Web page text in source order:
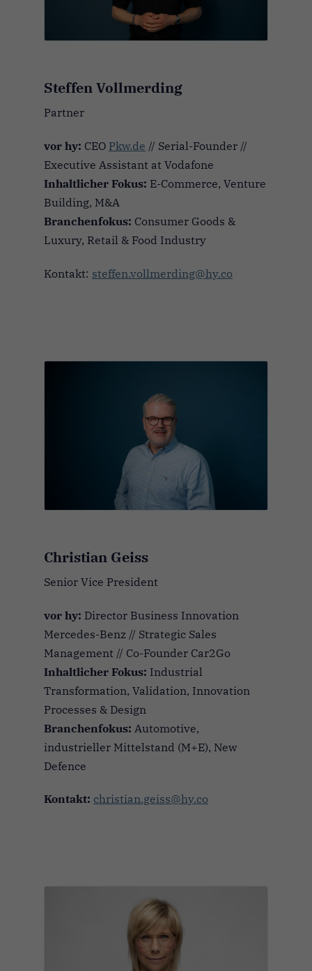
Steffen Vollmerding
Partner
vor hy: CEO Pkw.de // Serial-Founder //
Executive Assistant at Vodafone
Inhaltlicher Fokus: E-Commerce, Venture
Building, M&A
Branchenfokus: Consumer Goods &
Luxury, Retail & Food Industry
Kontakt: steffen.vollmerding@hy.co
Christian Geiss
Senior Vice President
vor hy: Director Business Innovation
Mercedes-Benz // Strategic Sales
Management // Co-Founder Car2Go
Inhaltlicher Fokus: Industrial
Transformation, Validation, Innovation
Processes & Design
Branchenfokus: Automotive,
industrieller Mittelstand (M+E), New
Defence
Kontakt: christian.geiss@hy.co